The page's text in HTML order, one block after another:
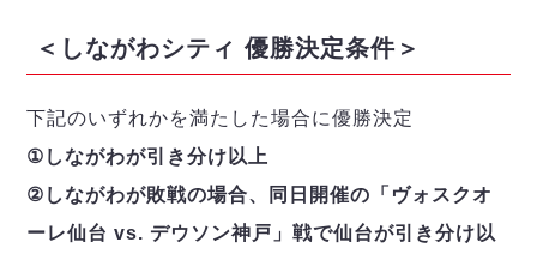
個人ランキング｜第2PK
メットライフ生命Ｆリーグカップ 2026
試合日程・結果
大会概要
アリーナ情報
ヴォスクオーレ仙台
マルバ水戸FC
Y．S．C．C．横浜
ヴィンセドール白山
アグレミーナ浜松
デウソン神戸
リーグ統計データ
ハットトリック
担当審判員
選手の通算記録（Ｆ１）
DIVISION02
＜しながわシティ 優勝決定条件＞
下記のいずれかを満たした場合に優勝決定
①しながわが引き分け以上
②しながわが敗戦の場合、同日開催の「ヴォスクオ
ーレ仙台 vs. デウソン神戸」戦で仙台が引き分け以